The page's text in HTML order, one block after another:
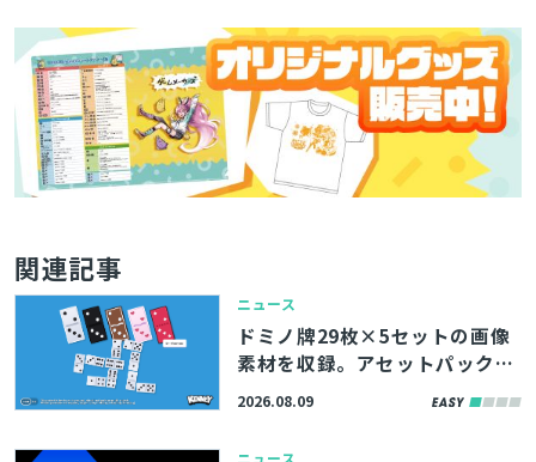
関連記事
ニュース
ドミノ牌29枚×5セットの画像
素材を収録。アセットパック
『Domino Pack』、Webサイ
2026.08.09